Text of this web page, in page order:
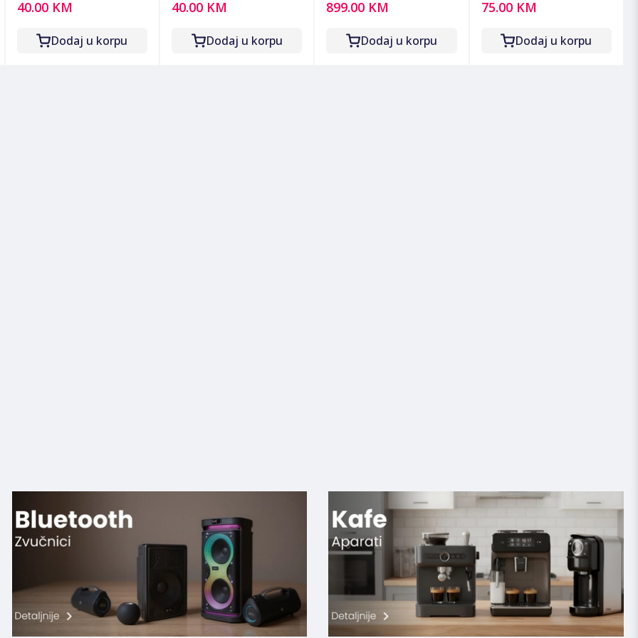
1200W - ZLN3812
40.00 KM
Dodaj u korpu
40.00 KM
Dodaj u korpu
2700 W, PerfectCare
- PSG8140/80
899.00 KM
Dodaj u korpu
SIH2800BF
75.00 KM
Dodaj u korpu